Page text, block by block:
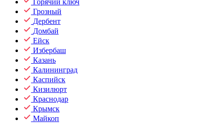
Горячий ключ
Грозный
Дербент
Домбай
Ейск
Избербаш
Казань
Калининград
Каспийск
Кизилюрт
Краснодар
Крымск
Майкоп